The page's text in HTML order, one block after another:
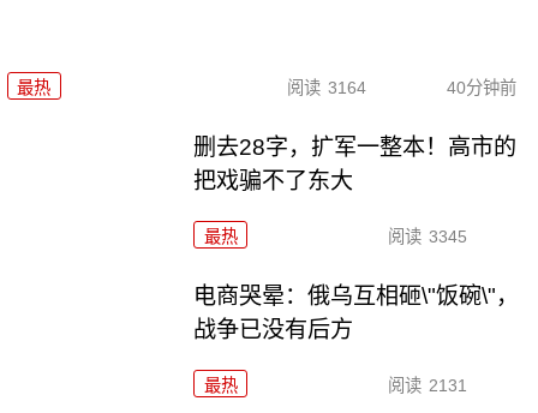
最热 阅读 3164 40分钟前
删去28字，扩军一整本！高市的
把戏骗不了东大
最热 阅读 3345
电商哭晕：俄乌互相砸\"饭碗\"，
战争已没有后方
最热 阅读 2131